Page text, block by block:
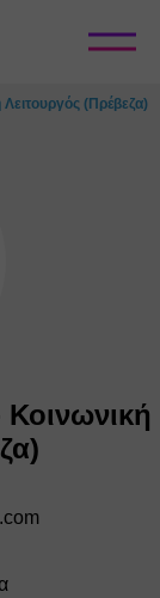
(Πρέβεζα)